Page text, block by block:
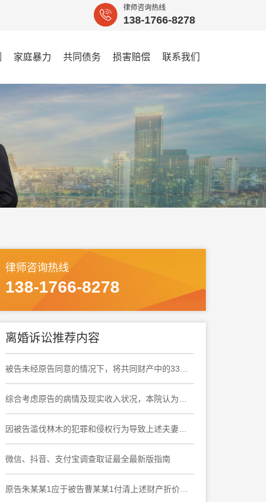
律师咨询热线
138-1766-8278
家庭暴力 共同债务 损害赔偿 联系我们
律师咨询热线
138-1766-8278
离婚诉讼推荐内容
微信、抖音、支付宝调查取证最全最新版指南